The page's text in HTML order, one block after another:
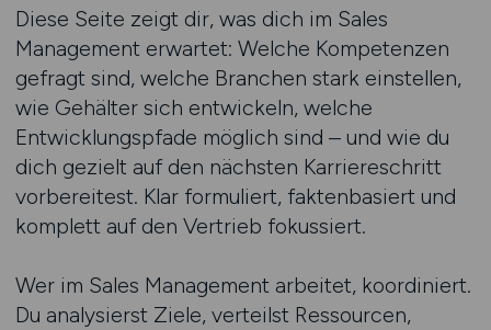
Diese Seite zeigt dir, was dich im Sales
Management erwartet: Welche Kompetenzen
gefragt sind, welche Branchen stark einstellen,
wie Gehälter sich entwickeln, welche
Entwicklungspfade möglich sind – und wie du
dich gezielt auf den nächsten Karriereschritt
vorbereitest. Klar formuliert, faktenbasiert und
komplett auf den Vertrieb fokussiert.
Wer im Sales Management arbeitet, koordiniert.
Du analysierst Ziele, verteilst Ressourcen,